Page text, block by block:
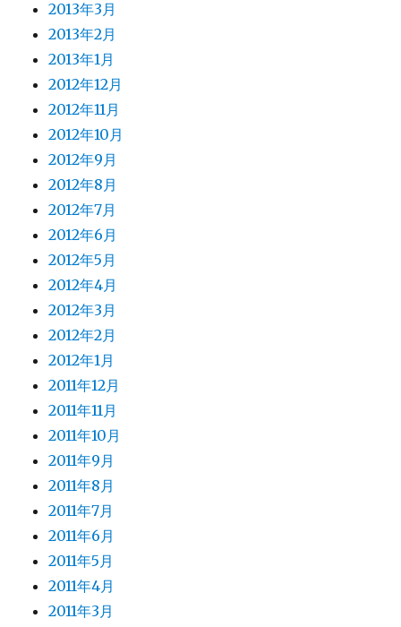
2013年3月
2013年2月
2013年1月
2012年12月
2012年11月
2012年10月
2012年9月
2012年8月
2012年7月
2012年6月
2012年5月
2012年4月
2012年3月
2012年2月
2012年1月
2011年12月
2011年11月
2011年10月
2011年9月
2011年8月
2011年7月
2011年6月
2011年5月
2011年4月
2011年3月